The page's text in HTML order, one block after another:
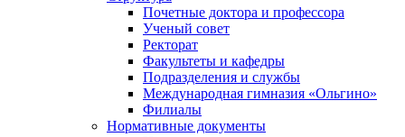
Почетные доктора и профессора
Ученый совет
Ректорат
Факультеты и кафедры
Подразделения и службы
Международная гимназия «Ольгино»
Филиалы
Нормативные документы